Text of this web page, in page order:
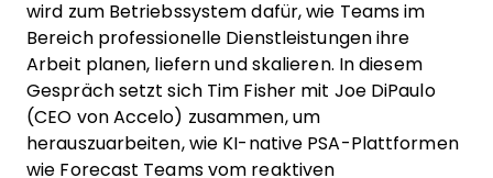
wird zum Betriebssystem dafür, wie Teams im
Bereich professionelle Dienstleistungen ihre
Arbeit planen, liefern und skalieren. In diesem
Gespräch setzt sich Tim Fisher mit Joe DiPaulo
(CEO von Accelo) zusammen, um
herauszuarbeiten, wie KI-native PSA-Plattformen
wie Forecast Teams vom reaktiven